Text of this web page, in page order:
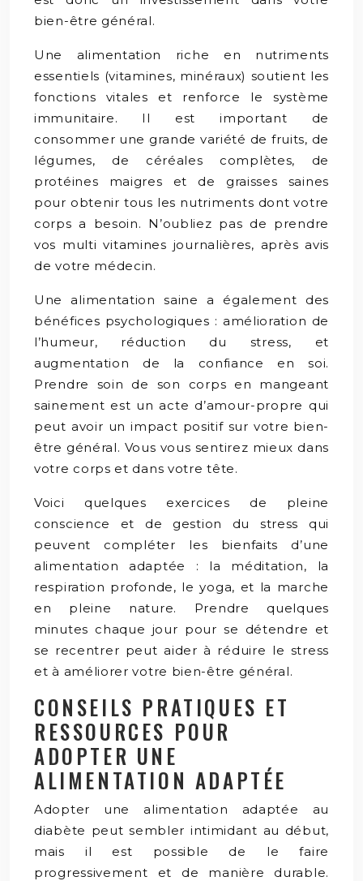
bien-être général.
Une alimentation riche en nutriments
essentiels (vitamines, minéraux) soutient les
fonctions vitales et renforce le système
immunitaire. Il est important de
consommer une grande variété de fruits, de
légumes, de céréales complètes, de
protéines maigres et de graisses saines
pour obtenir tous les nutriments dont votre
corps a besoin. N’oubliez pas de prendre
vos multi vitamines journalières, après avis
de votre médecin.
Une alimentation saine a également des
bénéfices psychologiques : amélioration de
l’humeur, réduction du stress, et
augmentation de la confiance en soi.
Prendre soin de son corps en mangeant
sainement est un acte d’amour-propre qui
peut avoir un impact positif sur votre bien-
être général. Vous vous sentirez mieux dans
votre corps et dans votre tête.
Voici quelques exercices de pleine
conscience et de gestion du stress qui
peuvent compléter les bienfaits d’une
alimentation adaptée : la méditation, la
respiration profonde, le yoga, et la marche
en pleine nature. Prendre quelques
minutes chaque jour pour se détendre et
se recentrer peut aider à réduire le stress
et à améliorer votre bien-être général.
CONSEILS PRATIQUES ET
RESSOURCES POUR
ADOPTER UNE
ALIMENTATION ADAPTÉE
Adopter une alimentation adaptée au
diabète peut sembler intimidant au début,
mais il est possible de le faire
progressivement et de manière durable.